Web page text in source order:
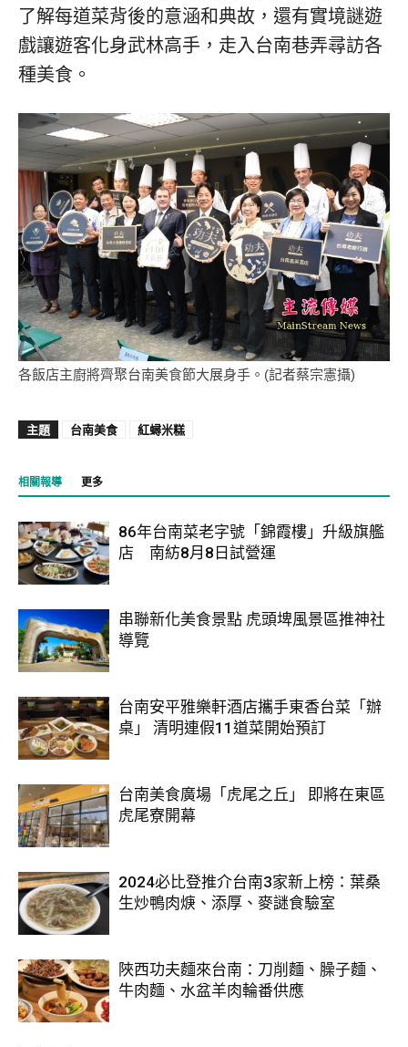
了解每道菜背後的意涵和典故，還有實境謎遊
戲讓遊客化身武林高手，走入台南巷弄尋訪各
種美食。
各飯店主廚將齊聚台南美食節大展身手。(記者蔡宗憲攝)
主題 台南美食 紅蟳米糕
相關報導 更多
86年台南菜老字號「錦霞樓」升級旗艦
店 南紡8月8日試營運
串聯新化美食景點 虎頭埤風景區推神社
導覽
台南安平雅樂軒酒店攜手東香台菜「辦
桌」 清明連假11道菜開始預訂
台南美食廣場「虎尾之丘」 即將在東區
虎尾寮開幕
2024必比登推介台南3家新上榜：葉桑
生炒鴨肉焿、添厚、麥謎食驗室
陜西功夫麵來台南：刀削麵、臊子麵、
牛肉麵、水盆羊肉輪番供應